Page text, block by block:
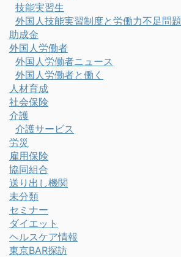
技能実習生
外国人技能実習制度と労働力不足問題
助成金
外国人労働者
外国人労働者ニュース
外国人労働者と働く
人材育成
社会保険
介護
介護サービス
労災
雇用保険
協同組合
送り出し機関
未分類
セミナー
ダイエット
ヘルスケア情報
東京BAR探訪